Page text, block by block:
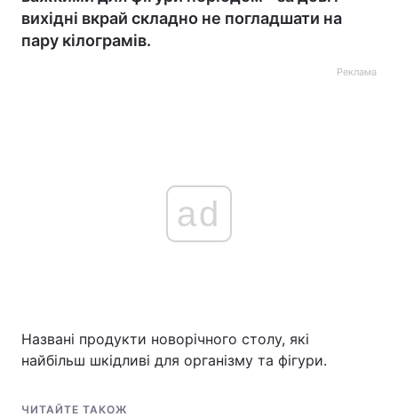
Головна Війна
Україна
вихідні вкрай складно не погладшати на
пару кілограмів.
Реклама
ad
Названі продукти новорічного столу, які
найбільш шкідливі для організму та фігури.
ЧИТАЙТЕ ТАКОЖ